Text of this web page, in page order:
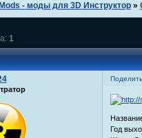
- моды для 3D Инструктор »
1
Год